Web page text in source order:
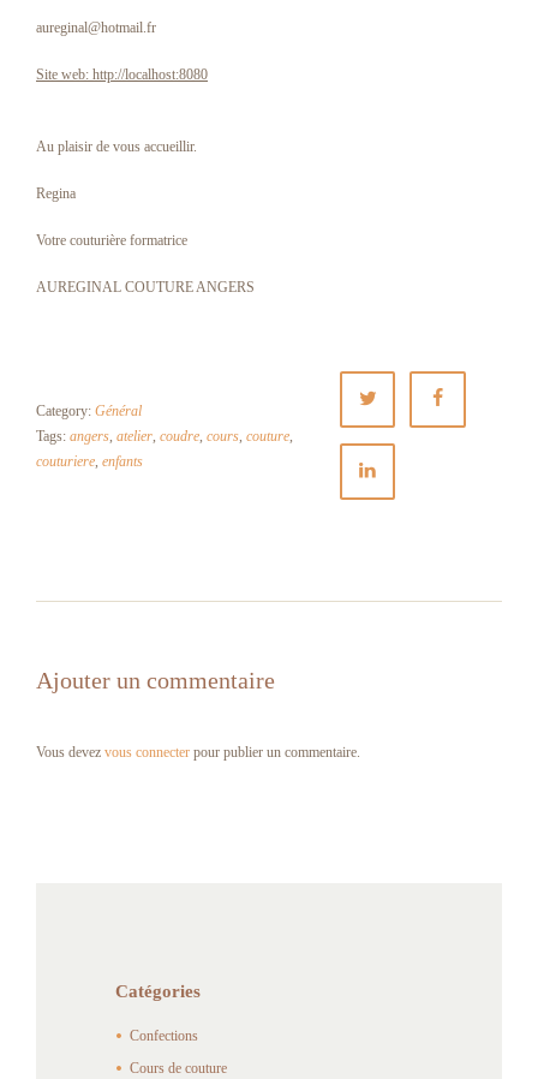
aureginal@hotmail.fr
Site web: http://localhost:8080
Au plaisir de vous accueillir.
Regina
Votre couturière formatrice
AUREGINAL COUTURE ANGERS
Category: Général
Tags: angers, atelier, coudre, cours, couture,
couturiere, enfants
Ajouter un commentaire
Vous devez vous connecter pour publier un commentaire.
Catégories
Confections
Cours de couture